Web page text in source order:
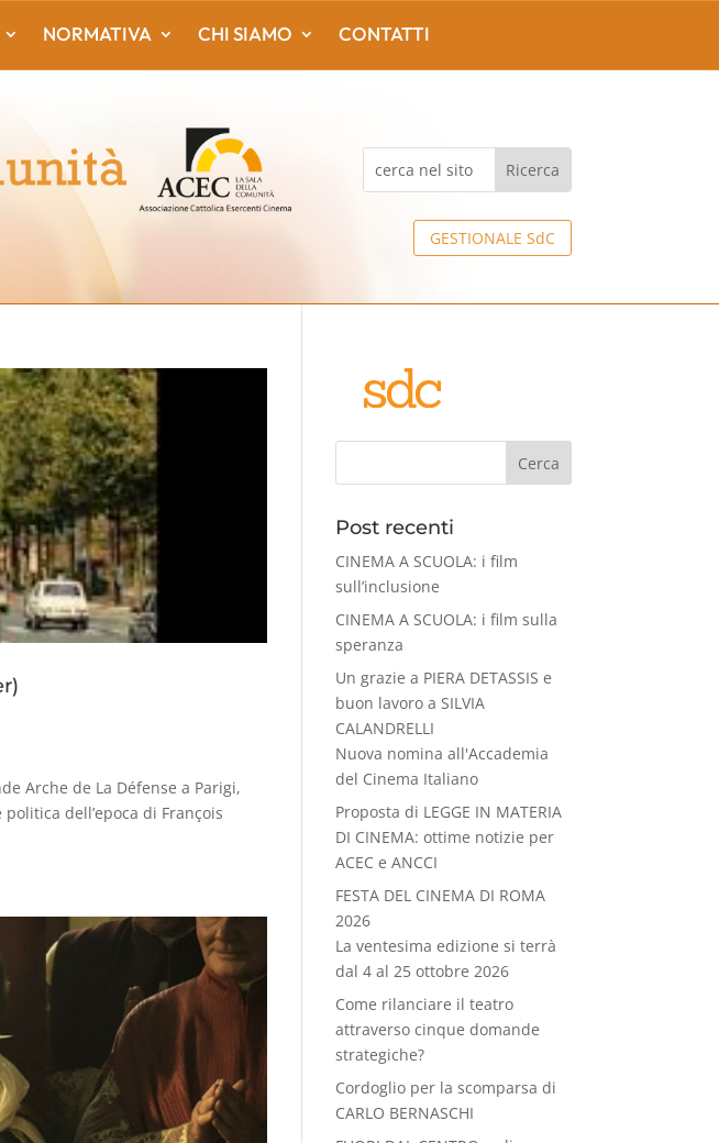
GESTIONALE SdC
NORMATIVA CHI SIAMO CONTATTI
Arche de La Défense a Parigi,
dell’epoca di François
Cerca
Post recenti
CINEMA A SCUOLA: i film
sull’inclusione
CINEMA A SCUOLA: i film sulla
speranza
Un grazie a PIERA DETASSIS e
buon lavoro a SILVIA
CALANDRELLI
Nuova nomina all'Accademia
del Cinema Italiano
Proposta di LEGGE IN MATERIA
DI CINEMA: ottime notizie per
ACEC e ANCCI
FESTA DEL CINEMA DI ROMA
2026
La ventesima edizione si terrà
dal 4 al 25 ottobre 2026
Come rilanciare il teatro
attraverso cinque domande
strategiche?
Cordoglio per la scomparsa di
CARLO BERNASCHI